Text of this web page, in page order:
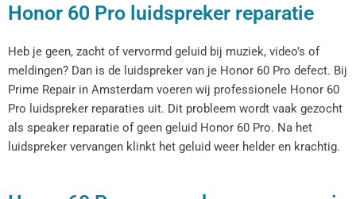
Honor 60 Pro luidspreker reparatie
Heb je geen, zacht of vervormd geluid bij muziek, video’s of
meldingen? Dan is de luidspreker van je Honor 60 Pro defect. Bij
Prime Repair in Amsterdam voeren wij professionele Honor 60
Pro luidspreker reparaties uit. Dit probleem wordt vaak gezocht
als speaker reparatie of geen geluid Honor 60 Pro. Na het
luidspreker vervangen klinkt het geluid weer helder en krachtig.